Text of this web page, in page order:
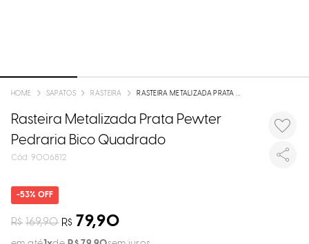
SAPATOS RASTEIRA RASTEIRA METALIZADA PRATA PEWTER PEDRARIA BICO QUADRADO
Rasteira Metalizada Prata Pewter
Pedraria Bico Quadrado
: 9006812
53%
R$ 169,90 R$ 79,90